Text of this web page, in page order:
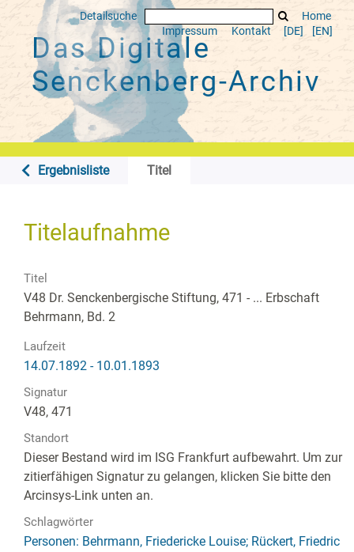
Detailsuche
Home
Impressum
Kontakt [DE] [EN]
Das Digitale
Senckenberg-Archiv
Ergebnisliste Titel
Titelaufnahme
Titel
V48 Dr. Senckenbergische Stiftung, 471 - ... Erbschaft
Behrmann, Bd. 2
Laufzeit
14.07.1892 - 10.01.1893
Signatur
V48, 471
Standort
Dieser Bestand wird im ISG Frankfurt aufbewahrt. Um zur
zitierfähigen Signatur zu gelangen, klicken Sie bitte den
Arcinsys-Link unten an.
Schlagwörter
Personen: Behrmann, Friedericke Louise; Rückert, Friedric